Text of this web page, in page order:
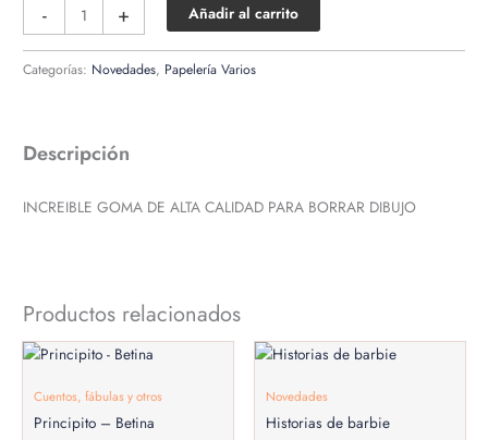
-
DE
BORRAR
PARA
PC
+ Añadir al carrito
Categorías: Novedades, Papelería Varios
Descripción
INCREIBLE GOMA DE ALTA CALIDAD PARA BORRAR DIBUJO
Productos relacionados
Cuentos, fábulas y otros
Principito – Betina
Novedades
Historias de barbie